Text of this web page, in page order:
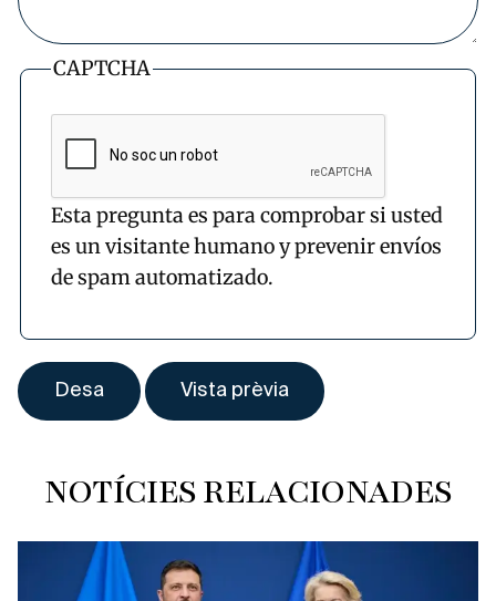
CAPTCHA
Esta pregunta es para comprobar si usted
es un visitante humano y prevenir envíos
de spam automatizado.
NOTÍCIES RELACIONADES